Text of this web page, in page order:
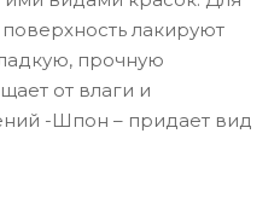
лакируют
прочную
от влаги и
-Шпон – придает вид